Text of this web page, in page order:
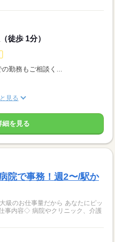
徒歩 1分）
勤務もご相談く...
見る
細を見る
院で事務！週2〜/駅か
級のお仕事量だから あなたにピッ